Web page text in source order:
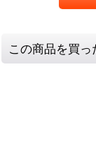
この商品を買